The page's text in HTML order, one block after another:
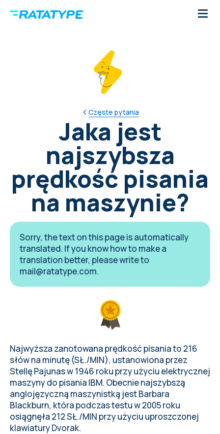
Częste pytania
Jaka jest
najszybsza
prędkość pisania
na maszynie?
Sorry, the text on this page is automatically
translated. If you know how to make a
translation better, please write to
mail@ratatype.com.
Najwyższa zanotowana prędkość pisania to 216
słów na minutę (SŁ./MIN), ustanowiona przez
Stellę Pajunas w 1946 roku przy użyciu elektrycznej
maszyny do pisania IBM. Obecnie najszybszą
anglojęzyczną maszynistką jest Barbara
Blackburn, która podczas testu w 2005 roku
osiągnęła 212 SŁ./MIN przy użyciu uproszczonej
klawiatury Dvorak.